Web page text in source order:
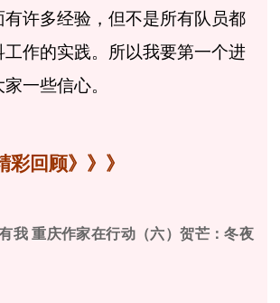
有许多经验，但不是所有队员都
工作的实践。所以我要第一个进
一些信心。
彩回顾》》》
我 重庆作家在行动（六）贺芒：冬夜